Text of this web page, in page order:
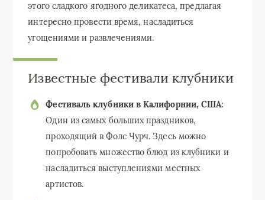
этого сладкого ягодного деликатеса, предлагая
интересно провести время, насладиться
угощениями и развлечениями.
Известные фестивали клубники
Фестиваль клубники в Калифорнии, США:
Один из самых больших праздников,
проходящий в Фолс Чурч. Здесь можно
попробовать множество блюд из клубники и
насладиться выступлениями местных
артистов.